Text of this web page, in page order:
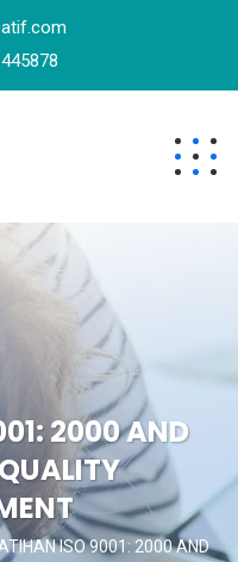
2000 AND
ISO 9001: 2000 AND